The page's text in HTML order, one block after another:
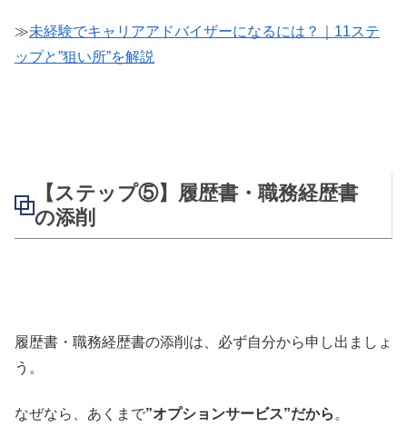
≫未経験でキャリアアドバイザーになるには？｜11ステ
ップと”狙い所”を解説
【ステップ⑤】履歴書・職務経歴書
の添削
履歴書・職務経歴書の添削は、必ず自分から申し出ましょ
う。
なぜなら、あくまで”オプションサービス”だから 。